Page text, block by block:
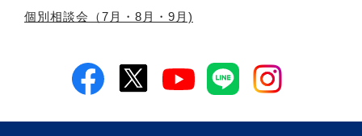
個別相談会（7月・8月・9月)